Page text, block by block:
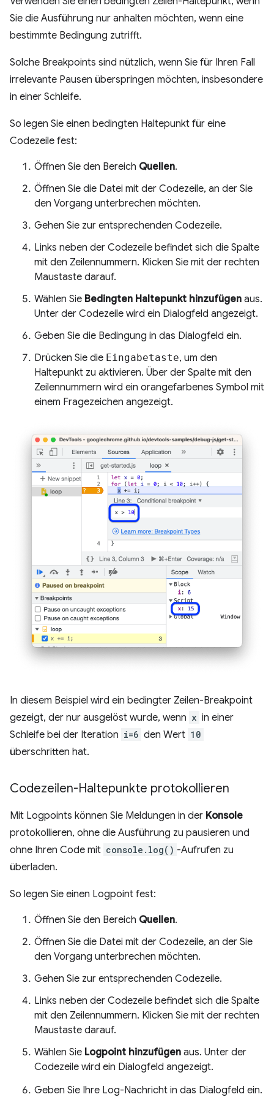
Sie die Ausführung nur anhalten möchten, wenn eine
bestimmte Bedingung zutrifft.
Solche Breakpoints sind nützlich, wenn Sie für Ihren Fall
irrelevante Pausen überspringen möchten, insbesondere
in einer Schleife.
So legen Sie einen bedingten Haltepunkt für eine
Codezeile fest:
Öffnen Sie den Bereich Quellen.
Öffnen Sie die Datei mit der Codezeile, an der Sie
den Vorgang unterbrechen möchten.
Gehen Sie zur entsprechenden Codezeile.
Links neben der Codezeile befindet sich die Spalte
mit den Zeilennummern. Klicken Sie mit der rechten
Maustaste darauf.
Wählen Sie Bedingten Haltepunkt hinzufügen aus.
Unter der Codezeile wird ein Dialogfeld angezeigt.
Geben Sie die Bedingung in das Dialogfeld ein.
Drücken Sie die Eingabetaste, um den
Haltepunkt zu aktivieren. Über der Spalte mit den
Zeilennummern wird ein orangefarbenes Symbol mit
einem Fragezeichen angezeigt.
In diesem Beispiel wird ein bedingter Zeilen-Breakpoint
gezeigt, der nur ausgelöst wurde, wenn x in einer
Schleife bei der Iteration i=6 den Wert 10
überschritten hat.
Codezeilen-Haltepunkte protokollieren
Mit Logpoints können Sie Meldungen in der Konsole
protokollieren, ohne die Ausführung zu pausieren und
ohne Ihren Code mit console.log() -Aufrufen zu
überladen.
So legen Sie einen Logpoint fest:
Öffnen Sie den Bereich Quellen.
Öffnen Sie die Datei mit der Codezeile, an der Sie
den Vorgang unterbrechen möchten.
Gehen Sie zur entsprechenden Codezeile.
Links neben der Codezeile befindet sich die Spalte
mit den Zeilennummern. Klicken Sie mit der rechten
Maustaste darauf.
Wählen Sie Logpoint hinzufügen aus. Unter der
Codezeile wird ein Dialogfeld angezeigt.
Geben Sie Ihre Log-Nachricht in das Dialogfeld ein.